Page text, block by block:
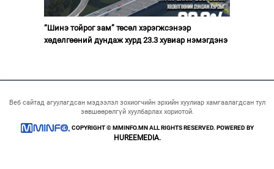
“Шинэ тойрог зам” төсөл хэрэгжсэнээр
хөдөлгөөний дундаж хурд 23.3 хувиар нэмэгдэнэ
Веб сайтад агуулагдсан мэдээлэл зохиогчийн эрхийн хуулиар хамгаалагдсан тул
зөвшөөрөлгүй хуулбарлах хориотой.
COPYRIGHT © MMINFO.MN ALL RIGHTS RESERVED. POWERED BY
HUREEMEDIA.